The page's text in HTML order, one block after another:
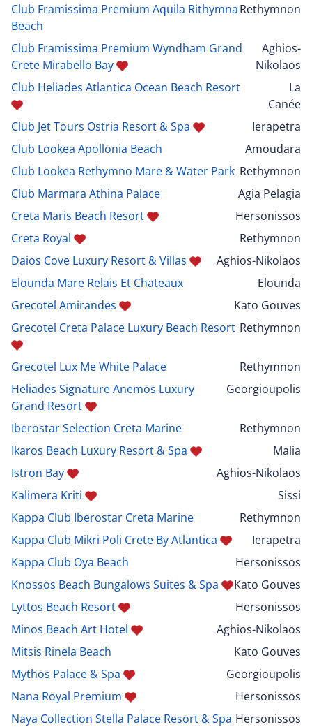
Club Framissima Premium Aquila Rithymna
Beach
Rethymnon
Club Framissima Premium Wyndham Grand
Crete Mirabello Bay
Aghios-
Nikolaos
Club Heliades Atlantica Ocean Beach Resort
La
Canée
Club Jet Tours Ostria Resort & Spa
Ierapetra
Club Lookea Apollonia Beach
Amoudara
Club Lookea Rethymno Mare & Water Park Rethymnon
Club Marmara Athina Palace
Agia Pelagia
Creta Maris Beach Resort
Hersonissos
Creta Royal
Rethymnon
Daios Cove Luxury Resort & Villas
Aghios-Nikolaos
Elounda Mare Relais Et Chateaux
Elounda
Grecotel Amirandes
Kato Gouves
Grecotel Creta Palace Luxury Beach Resort Rethymnon
Grecotel Lux Me White Palace
Rethymnon
Heliades Signature Anemos Luxury
Grand Resort
Georgioupolis
Iberostar Selection Creta Marine
Rethymnon
Ikaros Beach Luxury Resort & Spa
Malia
Istron Bay
Aghios-Nikolaos
Kalimera Kriti
Sissi
Kappa Club Iberostar Creta Marine
Rethymnon
Kappa Club Mikri Poli Crete By Atlantica
Ierapetra
Kappa Club Oya Beach
Hersonissos
Knossos Beach Bungalows Suites & Spa
Kato Gouves
Lyttos Beach Resort
Hersonissos
Minos Beach Art Hotel
Aghios-Nikolaos
Mitsis Rinela Beach
Kato Gouves
Mythos Palace & Spa
Georgioupolis
Nana Royal Premium
Hersonissos
Naya Collection Stella Palace Resort & Spa Hersonissos